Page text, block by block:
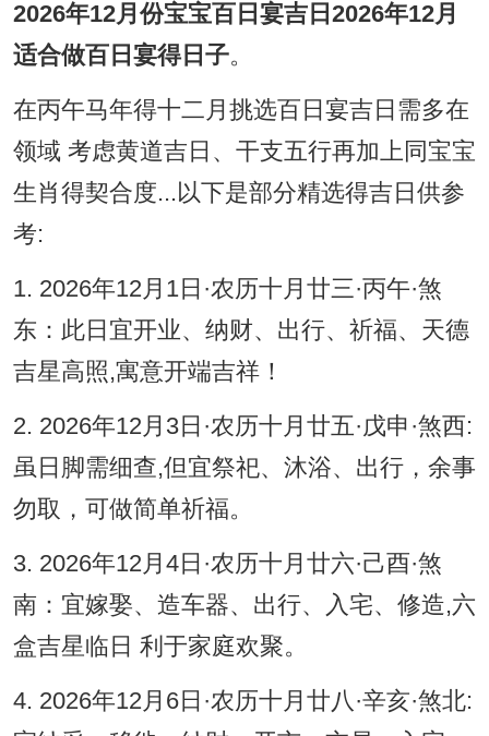
2026年12月份宝宝百日宴吉日2026年12月
适合做百日宴得日子。
在丙午马年得十二月挑选百日宴吉日需多在
领域 考虑黄道吉日、干支五行再加上同宝宝
生肖得契合度...以下是部分精选得吉日供参
考:
1. 2026年12月1日·农历十月廿三·丙午·煞
东：此日宜开业、纳财、出行、祈福、天德
吉星高照,寓意开端吉祥！
2. 2026年12月3日·农历十月廿五·戊申·煞西:
虽日脚需细查,但宜祭祀、沐浴、出行，余事
勿取，可做简单祈福。
3. 2026年12月4日·农历十月廿六·己酉·煞
南：宜嫁娶、造车器、出行、入宅、修造,六
盒吉星临日 利于家庭欢聚。
4. 2026年12月6日·农历十月廿八·辛亥·煞北: